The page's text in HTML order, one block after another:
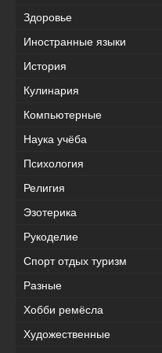
Здоровье
Иностранные языки
История
Кулинария
Компьютерные
Наука учёба
Психология
Религия
Эзотерика
Рукоделие
Спорт отдых туризм
Разные
Хобби ремёсла
Художественные